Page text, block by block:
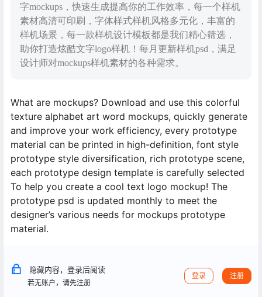
字mockups，快速生成提高你的工作效率，每一个样机
素材高清可印刷，字体样式样机风格多元化，丰富的
样机场景，每一款样机设计模板都是我们精心筛选，
助你打造炫酷文字logo样机！每月更新样机psd，满足
设计师对mockups样机素材的各种需求。
What are mockups? Download and use this colorful
texture alphabet art word mockups, quickly generate
and improve your work efficiency, every prototype
material can be printed in high-definition, font style
prototype style diversification, rich prototype scene,
each prototype design template is carefully selected
To help you create a cool text logo mockup! The
prototype psd is updated monthly to meet the
designer’s various needs for mockups prototype
material.
隐藏内容，登录后阅读
若无账户，请先注册
登录 注册